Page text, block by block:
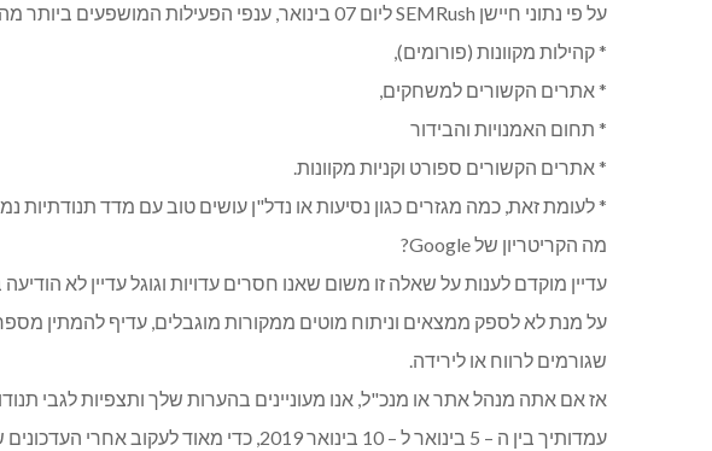
על פי נתוני חיישן SEMRush ליום 07 בינואר, ענפי הפעילות המושפעים ביותר מהעדכון הראשון של 2019 יהיו:
* קהילות מקוונות (פורומים),
* אתרים הקשורים למשחקים,
* תחום האמנויות והבידור
* אתרים הקשורים ספורט וקניות מקוונות.
* לעומת זאת, כמה מגזרים כגון נסיעות או נדל"ן עושים טוב עם מדד תנודתיות
מה הקריטריון של Google?
עדיין מוקדם לענות על שאלה זו משום שאנו חסרים עדויות וגוגל עדיין לא
על מנת לא לספק ממצאים וניתוח מוטים ממקורות מוגבלים, עדיף להמתין מספר
שגורמים לרווח או לירידה.
אז אם אתה מנהל אתר או מנכ"ל, אנו מעוניינים בהערות שלך ותצפיות לגבי
עמדותיך בין ה – 5 בינואר ל – 10 בינואר 2019, כדי מאוד לעקוב אחרי העדכונים של גוגל.